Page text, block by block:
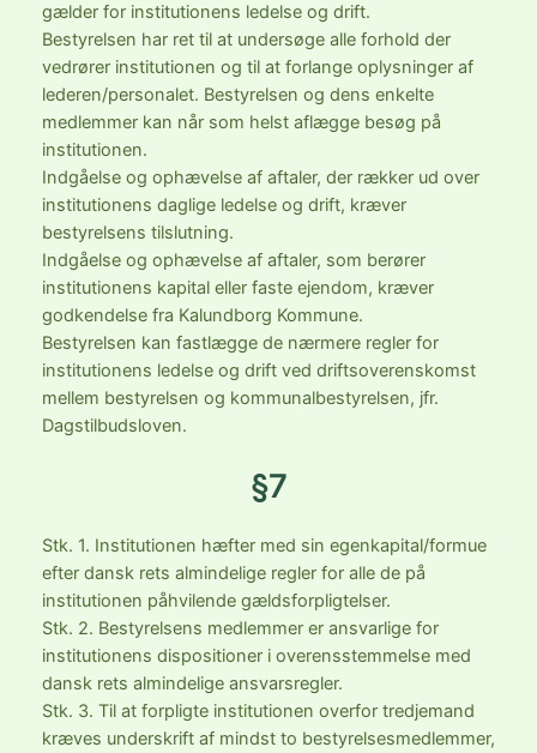
gælder for institutionens ledelse og drift.
Bestyrelsen har ret til at undersøge alle forhold der
vedrører institutionen og til at forlange oplysninger af
lederen/personalet. Bestyrelsen og dens enkelte
medlemmer kan når som helst aflægge besøg på
institutionen.
Indgåelse og ophævelse af aftaler, der rækker ud over
institutionens daglige ledelse og drift, kræver
bestyrelsens tilslutning.
Indgåelse og ophævelse af aftaler, som berører
institutionens kapital eller faste ejendom, kræver
godkendelse fra Kalundborg Kommune.
Bestyrelsen kan fastlægge de nærmere regler for
institutionens ledelse og drift ved driftsoverenskomst
mellem bestyrelsen og kommunalbestyrelsen, jfr.
Dagstilbudsloven.
§7
Stk. 1. Institutionen hæfter med sin egenkapital/formue
efter dansk rets almindelige regler for alle de på
institutionen påhvilende gældsforpligtelser.
Stk. 2. Bestyrelsens medlemmer er ansvarlige for
institutionens dispositioner i overensstemmelse med
dansk rets almindelige ansvarsregler.
Stk. 3. Til at forpligte institutionen overfor tredjemand
kræves underskrift af mindst to bestyrelsesmedlemmer,